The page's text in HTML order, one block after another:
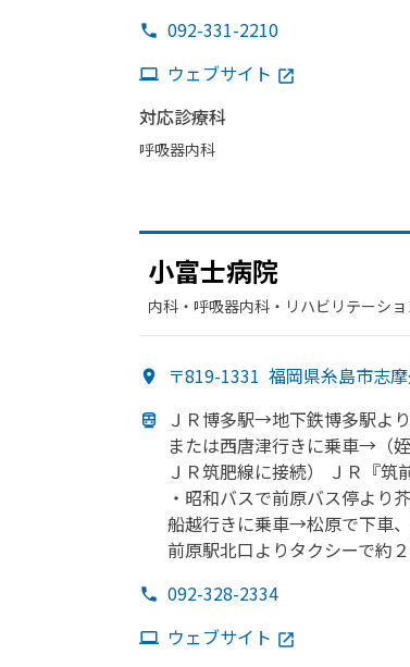
092-331-2210
ウェブサイト
対応診療科
呼吸器内科
小富士病院
内科・​呼吸器内科・​リハビリテーショ
〒819-1331 福岡県糸島市志
ＪＲ博多駅→地下鉄博多駅より
または西唐津行きに乗車→ （
ＪＲ筑肥線に接続）
ＪＲ『筑
・昭和バスで前原バス停より
船越行きに乗車→松原で下車、
前原駅北口よりタクシーで約
092-328-2334
ウェブサイト